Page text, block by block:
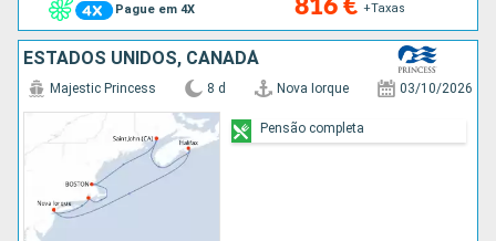
Pague em 4X 816 € +Taxas
ESTADOS UNIDOS, CANADÁ
Majestic Princess 8 d Nova Iorque 03/10/2026
Pensão completa